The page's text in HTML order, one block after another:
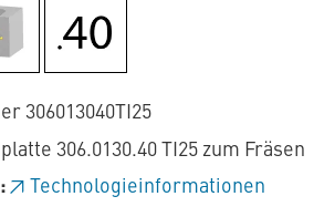
306013040TI25
306.0130.40 TI25 zum Fräsen
Technologieinformationen